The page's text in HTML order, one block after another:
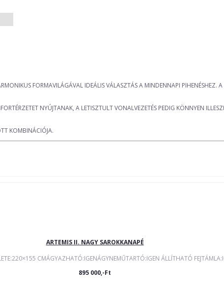
FORMAVILÁGÁVAL IDEÁLIS VÁLASZTÁS A MINDENNAPI PIHENÉSHEZ.
NYÚJTANAK, A LETISZTULT VONALVEZETÉS PEDIG KÖNNYEN
KOMBINÁCIÓJA.
ARTEMIS II. NAGY SAROKKANAPÉ
CMÁGYAZHATÓ:IGENÁGYNEMŰTARTÓ:IGEN ÁLLÍTHATÓ
895 000,-Ft